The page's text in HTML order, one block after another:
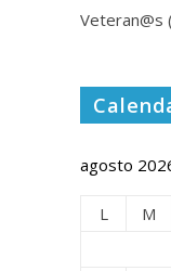
Veteran@s
agosto
L M